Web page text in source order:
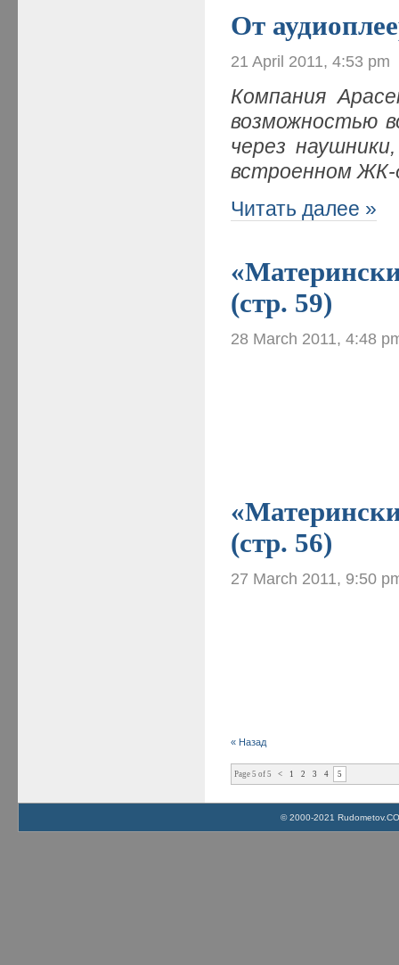
От
21 April 2011, 4:53 pm
Компания
возможностью
через
встроенном ЖК-
Читать далее »
(стр. 59)
28 March 2011, 4:48
(стр. 56)
27 March 2011, 9:50
« Назад
Page 5 of 5 < 1 2 3 4 5
© 2000-2021